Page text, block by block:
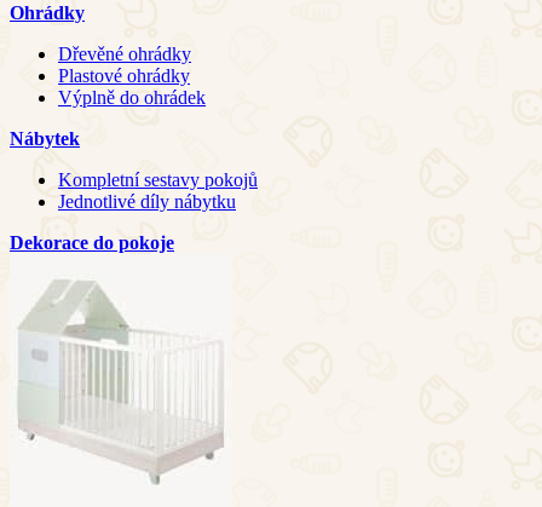
Ohrádky
Dřevěné ohrádky
Plastové ohrádky
Výplně do ohrádek
Nábytek
Kompletní sestavy pokojů
Jednotlivé díly nábytku
Dekorace do pokoje